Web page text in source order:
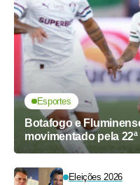
Esportes
Botafogo e
movimentado pela
Eleições 2026